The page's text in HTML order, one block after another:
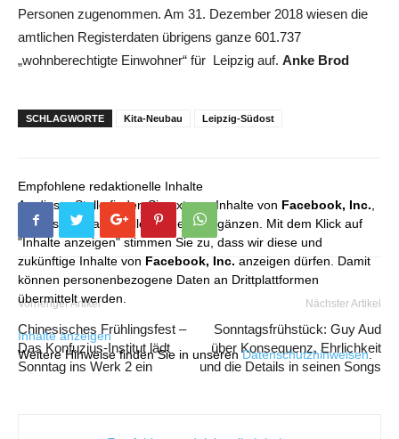
Personen zugenommen. Am 31. Dezember 2018 wiesen die
amtlichen Registerdaten übrigens ganze 601.737
„wohnberechtigte Einwohner“ für Leipzig auf. Anke Brod
SCHLAGWORTE Kita-Neubau Leipzig-Südost
Empfohlene redaktionelle Inhalte
An dieser Stelle finden Sie externe Inhalte von Facebook, Inc.
die unser redaktionelles Angebot ergänzen. Mit dem Klick auf
"Inhalte anzeigen" stimmen Sie zu, dass wir diese und
zukünftige Inhalte von Facebook, Inc. anzeigen dürfen. Damit
können personenbezogene Daten an Drittplattformen
übermittelt werden.
Inhalte anzeigen
Weitere Hinweise finden Sie in unserenDatenschutzhinweisen.
Vorheriger Artikel
Chinesisches Frühlingsfest –
Das Konfuzius-Institut lädt
Sonntag ins Werk 2 ein
Nächster Artikel
Sonntagsfrühstück: Guy Aud
über Konsequenz, Ehrlichkeit
und die Details in seinen Songs